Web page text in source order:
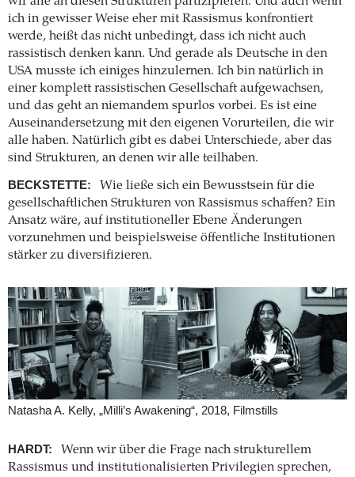
ich in gewisser Weise eher mit Rassismus konfrontiert
werde, heißt das nicht unbedingt, dass ich nicht auch
rassistisch denken kann. Und gerade als Deutsche in den
USA musste ich einiges hinzulernen. Ich bin natürlich in
einer komplett rassistischen Gesellschaft aufgewachsen,
und das geht an niemandem spurlos vorbei. Es ist eine
Auseinandersetzung mit den eigenen Vorurteilen, die wir
alle haben. Natürlich gibt es dabei Unterschiede, aber das
sind Strukturen, an denen wir alle teilhaben.
BECKSTETTE:
Wie ließe sich ein Bewusstsein für die
gesellschaftlichen Strukturen von Rassismus schaffen? Ein
Ansatz wäre, auf institutioneller Ebene Änderungen
vorzunehmen und beispielsweise öffentliche Institutionen
stärker zu diversifizieren.
Natasha A. Kelly, „Milli’s Awakening“, 2018, Filmstills
HARDT:
Wenn wir über die Frage nach strukturellem
Rassismus und institutionalisierten Privilegien sprechen,